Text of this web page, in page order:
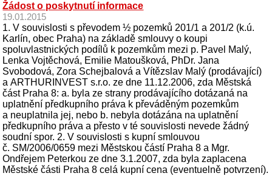
Žádost o poskytnutí informace
19.01.2015
1. V souvislosti s převodem ½ pozemků 201/1 a 201/2 (k.ú.
Karlín, obec Praha) na základě smlouvy o koupi
spoluvlastnických podílů k pozemkům mezi p. Pavel Malý,
Lenka Vojtěchová, Emilie Matoušková, PhDr. Jana
Svobodová, Zora Schejbalová a Vítězslav Malý (prodávající)
a ARTHURINVEST s.r.o. ze dne 11.12.2006, zda Městská
část Praha 8: a. byla ze strany prodávajícího dotázaná na
uplatnění předkupního práva k převáděným pozemkům
a neuplatnila jej, nebo b. nebyla dotázána na uplatnění
předkupního práva a přesto v té souvislosti nevede žádný
soudní spor. 2. V souvislosti s kupní smlouvou
č. SM/2006/0659 mezi Městskou částí Praha 8 a Mgr.
Ondřejem Peterkou ze dne 3.1.2007, zda byla zaplacena
Městské části Praha 8 celá kupní cena (eventuelně potvrzení).